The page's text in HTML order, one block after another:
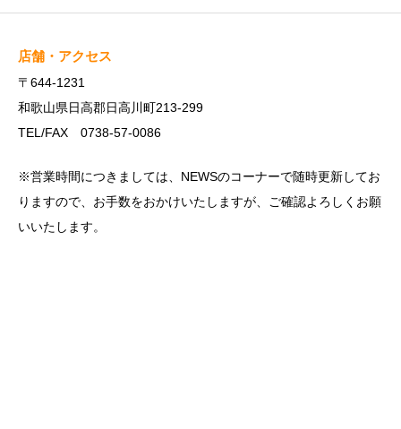
店舗・アクセス
〒644-1231
和歌山県日高郡日高川町213-299
TEL/FAX 0738-57-0086
※営業時間につきましては、NEWSのコーナーで随時更新してお
りますので、お手数をおかけいたしますが、ご確認よろしくお願
いいたします。